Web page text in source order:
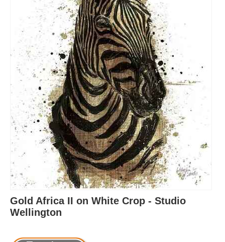
Gold Africa II on White Crop - Studio
Wellington